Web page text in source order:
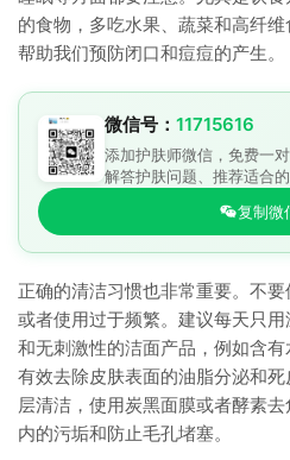
的食物，多吃水果、蔬菜和高纤
帮助我们预防闭口和痘痘的产生。
微信号： 11715616
添加护肤师微信，免费一
解答护肤问题、推荐适合
复制微
正确的清洁习惯也非常重要。不
或者使用过于频繁。建议每天只
和无刺激性的洁面产品，例如含
有效去除皮肤表面的油脂分泌和
层清洁，使用炭黑面膜或者酵素
内的污垢和防止毛孔堵塞。